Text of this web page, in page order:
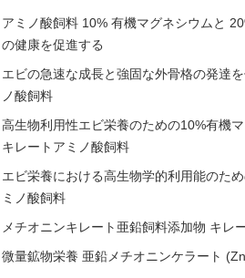
アミノ酸飼料 10% 有機マグネシウムと
の健康を促進する
エビの急速な成長と強固な外骨格の発達
ノ酸飼料
高生物利用性エビ栄養のための10%有機
キレートアミノ酸飼料
エビ栄養における高生物学的利用能のた
ミノ酸飼料
メチオニンキレート亜鉛飼料添加物 キレ
微量鉱物栄養 亜鉛メチオニンケラート